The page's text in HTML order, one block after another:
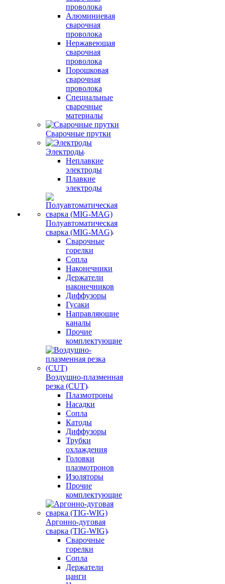
проволока
Алюминиевая
сварочная
проволока
Нержавеющая
сварочная
проволока
Порошковая
сварочная
проволока
Специальные
сварочные
материалы
Сварочные прутки
Электроды
Неплавкие
электроды
Плавкие
электроды
Полуавтоматическая
сварка (MIG-MAG)
Сварочные
горелки
Сопла
Наконечники
Держатели
наконечников
Диффузоры
Гусаки
Направляющие
каналы
Прочие
комплектующие
Воздушно-плазменная
резка (CUT)
Плазмотроны
Насадки
Сопла
Катоды
Диффузоры
Трубки
охлаждения
Головки
плазмотронов
Изоляторы
Прочие
комплектующие
Аргонно-дуговая
сварка (TIG-WIG)
Сварочные
горелки
Сопла
Держатели
цанги